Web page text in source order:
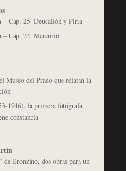
Cap. 25: Deucalión y Pirra
– Cap. 24: Mercurio
Museo del Prado que relatan la
1946), la primera fotógrafa
constancia
de Bronzino, dos obras para un